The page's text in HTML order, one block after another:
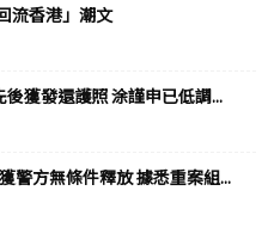
流香港」潮文
獲發還護照 涂謹申已低調...
警方無條件釋放 據悉重案組...